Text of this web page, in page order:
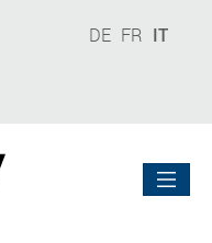
DE FR IT